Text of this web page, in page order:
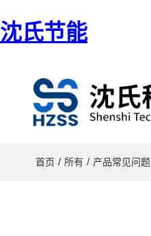
沈氏节能
首页 / 所有 / 产品常见问题